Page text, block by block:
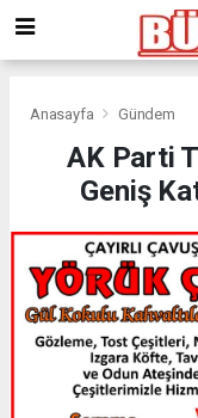
giriş
kingroyal
Anasayfa Gündem
AK Parti
Geniş